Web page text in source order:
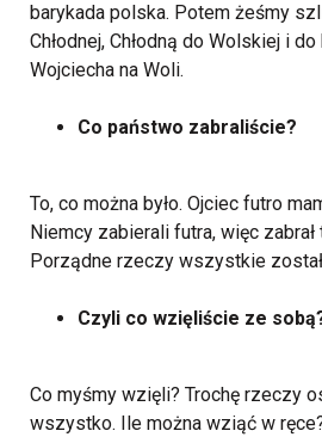
barykada polska. Potem żeśmy
Chłodnej, Chłodną do Wolskiej i
Wojciecha na Woli.
Co państwo zabraliście?
To, co można było. Ojciec futro
Niemcy zabierali futra, więc
Porządne rzeczy wszystkie
Czyli co wzięliście ze
Co myśmy wzięli? Trochę rzeczy
wszystko. Ile można wziąć w